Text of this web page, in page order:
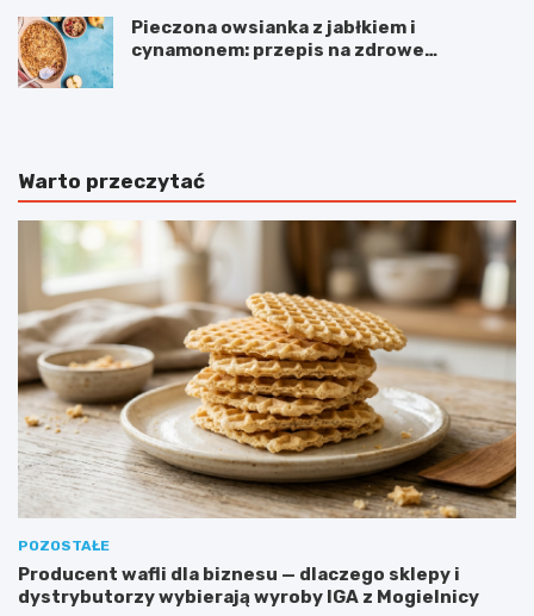
Pieczona owsianka z jabłkiem i
cynamonem: przepis na zdrowe
Warto przeczytać
POZOSTAŁE
Producent wafli dla biznesu — dlaczego sklepy i
dystrybutorzy wybierają wyroby IGA z Mogielnicy